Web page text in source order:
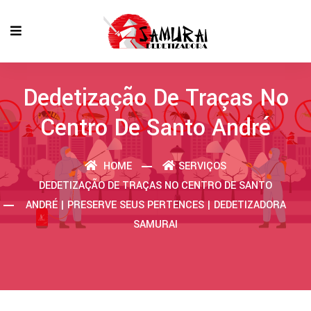
Dedetização De Traças No
Centro De Santo André
HOME
SERVIÇOS
DEDETIZAÇÃO DE TRAÇAS NO CENTRO DE SANTO
ANDRÉ | PRESERVE SEUS PERTENCES | DEDETIZADORA
SAMURAI